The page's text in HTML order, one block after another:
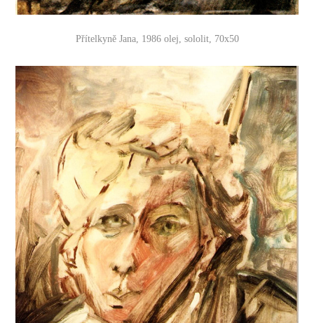
Přítelkyně Jana, 1986 olej, sololit, 70x50